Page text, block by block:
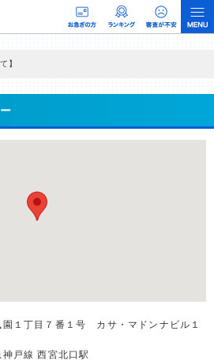
】
、当編集部の調査／ユーザーへの口コミ収集な
提供を行っています。
園１丁目７番１号 カサ・マドンナビル１
戸線 西宮北口駅